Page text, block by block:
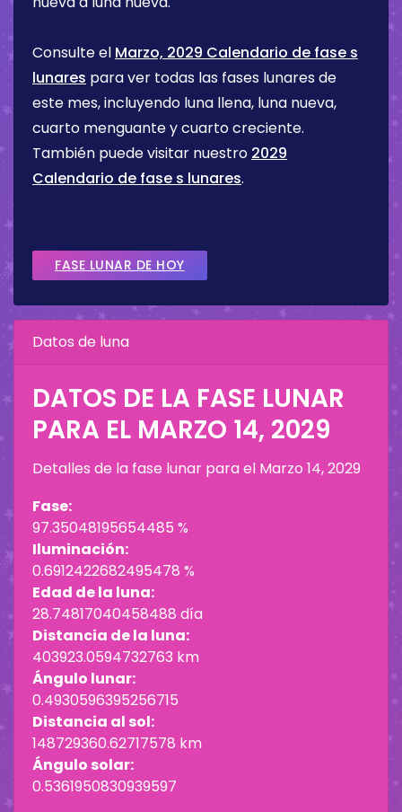
Consulte el Marzo, 2029 Calendario de fase s
lunares para ver todas las fases lunares de
este mes, incluyendo luna llena, luna nueva,
cuarto menguante y cuarto creciente.
También puede visitar nuestro 2029
Calendario de fase s lunares.
FASE LUNAR DE HOY
Datos de luna
DATOS DE LA FASE LUNAR
PARA EL MARZO 14, 2029
Detalles de la fase lunar para el Marzo 14, 2029
Fase:
97.35048195654485 %
Iluminación:
0.6912422682495478 %
Edad de la luna:
28.74817040458488 día
Distancia de la luna:
403923.0594732763 km
Ángulo lunar:
0.4930596395256715
Distancia al sol:
148729360.62717578 km
Ángulo solar:
0.5361950830939597